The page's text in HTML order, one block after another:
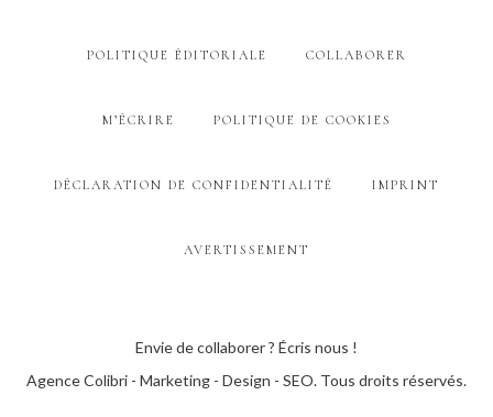
POLITIQUE ÉDITORIALE COLLABORER
M’ÉCRIRE POLITIQUE DE COOKIES
DÉCLARATION DE CONFIDENTIALITÉ IMPRINT
AVERTISSEMENT
Envie de collaborer ? Écris nous !
Agence Colibri - Marketing - Design - SEO. Tous droits réservés.